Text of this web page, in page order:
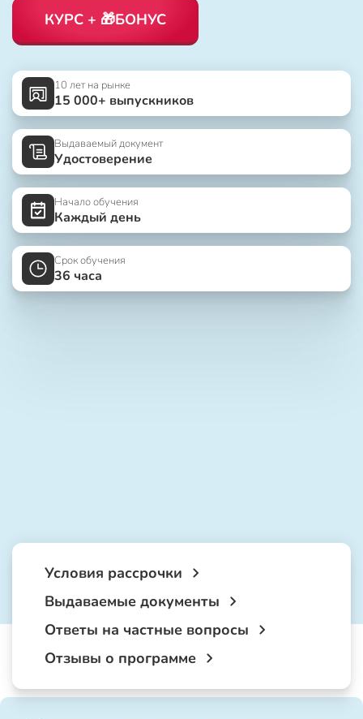
КУРС + 🎁БОНУС
10 лет на рынке
15 000+ выпускников
Выдаваемый документ
Удостоверение
Начало обучения
Каждый день
Срок обучения
36 часа
Условия рассрочки
Выдаваемые документы
Ответы на частные вопросы
Отзывы о программе